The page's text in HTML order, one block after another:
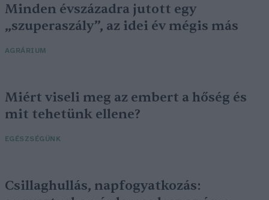
Minden évszázadra jutott egy
„szuperaszály”, az idei év mégis más
AGRÁRIUM
Miért viseli meg az embert a hőség és
mit tehetünk ellene?
EGÉSZSÉGÜNK
Csillaghullás, napfogyatkozás: